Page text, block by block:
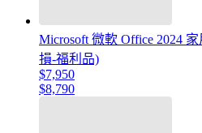
Microsoft 微軟 Office 2024
損-福利品)
$7,950
$8,790